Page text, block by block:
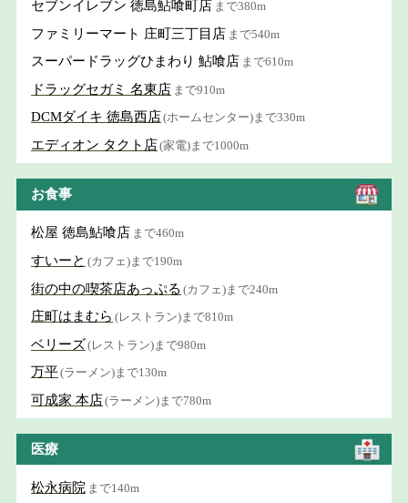
セブンイレブン 徳島鮎喰町店 まで380m
ファミリーマート 庄町三丁目店 まで540m
スーパードラッグひまわり 鮎喰店 まで610m
ドラッグセガミ 名東店 まで910m
DCMダイキ 徳島西店(ホームセンター)まで330m
エディオン タクト店(家電)まで1000m
お食事
松屋 徳島鮎喰店 まで460m
すいーと (カフェ)まで190m
街の中の喫茶店あっぷる (カフェ)まで240m
庄町はまむら (レストラン)まで810m
ベリーズ(レストラン)まで980m
万平(ラーメン)まで130m
可成家 本店(ラーメン)まで780m
医療
松永病院 まで140m